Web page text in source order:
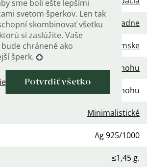
sme boli ešte lepšími
svetom šperkov. Len tak
skombinovať všetku
si zaslúžite. Vaše
chránené ako
šperk. 💍
Potvrdiť všetko
Žiadne
Dámske
Prsteň na nohu
Na nohu
Minimalistické
Ag 925/1000
≤1,45 g.